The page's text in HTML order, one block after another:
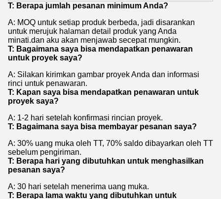
T: Berapa jumlah pesanan minimum Anda?
A: MOQ untuk setiap produk berbeda, jadi disarankan
untuk merujuk halaman detail produk yang Anda
minati.dan aku akan menjawab secepat mungkin.
T: Bagaimana saya bisa mendapatkan penawaran
untuk proyek saya?
A: Silakan kirimkan gambar proyek Anda dan informasi
rinci untuk penawaran.
T: Kapan saya bisa mendapatkan penawaran untuk
proyek saya?
A: 1-2 hari setelah konfirmasi rincian proyek.
T: Bagaimana saya bisa membayar pesanan saya?
A: 30% uang muka oleh TT, 70% saldo dibayarkan oleh TT
sebelum pengiriman.
T: Berapa hari yang dibutuhkan untuk menghasilkan
pesanan saya?
A: 30 hari setelah menerima uang muka.
T: Berapa lama waktu yang dibutuhkan untuk